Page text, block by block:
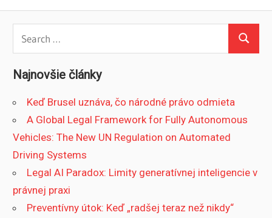
Search
Najnovšie články
Keď Brusel uznáva, čo národné právo odmieta
A Global Legal Framework for Fully Autonomous
Vehicles: The New UN Regulation on Automated
Driving Systems
Legal AI Paradox: Limity generatívnej inteligencie v
právnej praxi
Preventívny útok: Keď „radšej teraz než nikdy“